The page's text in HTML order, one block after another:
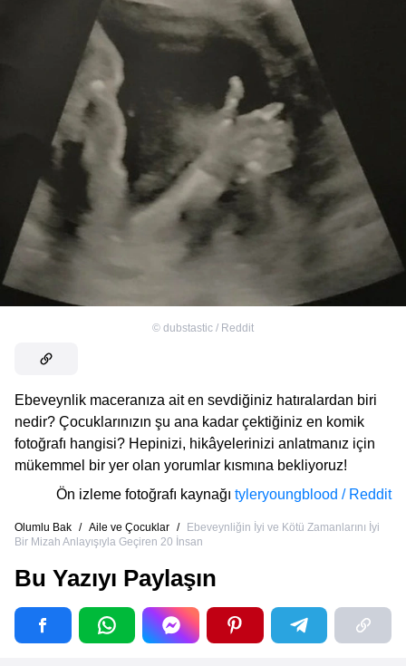
© dubstastic / Reddit
Ebeveynlik maceranıza ait en sevdiğiniz hatıralardan biri
nedir? Çocuklarınızın şu ana kadar çektiğiniz en komik
fotoğrafı hangisi? Hepinizi, hikâyelerinizi anlatmanız için
mükemmel bir yer olan yorumlar kısmına bekliyoruz!
Ön izleme fotoğrafı kaynağı tyleryoungblood / Reddit
Olumlu Bak / Aile ve Çocuklar /
Ebeveynliğin İyi ve Kötü Zamanlarını İyi
Bir Mizah Anlayışıyla Geçiren 20 İnsan
Bu Yazıyı Paylaşın